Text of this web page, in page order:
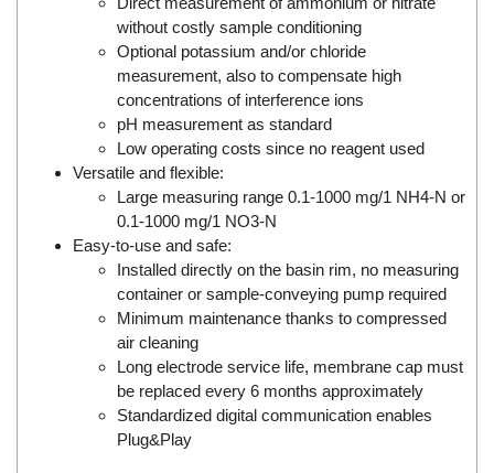
Dukin Besko
Dunkermotoren
Dynisco
E+E ELEKTRONIK
without costly sample conditioning
Optional potassium and/or chloride
measurement, also to compensate high
concentrations of interference ions
pH measurement as standard
Low operating costs since no reagent used
Versatile and flexible:
Large measuring range 0.1-1000 mg/1 NH4-N or
0.1-1000 mg/1 NO3-N
Easy-to-use and safe:
Installed directly on the basin rim, no measuring
container or sample-conveying pump required
Minimum maintenance thanks to compressed
air cleaning
Long electrode service life, membrane cap must
be replaced every 6 months approximately
Standardized digital communication enables
Plug&Play